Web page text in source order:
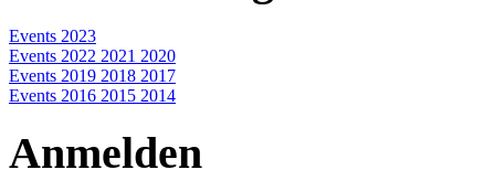
Events 2023
Events 2022 2021 2020
Events 2019 2018 2017
Events 2016 2015 2014
Anmelden